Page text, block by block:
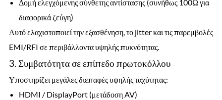
Δομή ελεγχόμενης σύνθετης αντίστασης (συνήθως 100Ω για
διαφορικά ζεύγη)
Αυτό ελαχιστοποιεί την εξασθένηση, το jitter και τις παρεμβολές
EMI/RFI σε περιβάλλοντα υψηλής πυκνότητας.
3. Συμβατότητα σε επίπεδο πρωτοκόλλου
Υποστηρίζει μεγάλες διεπαφές υψηλής ταχύτητας:
HDMI / DisplayPort (μετάδοση AV)